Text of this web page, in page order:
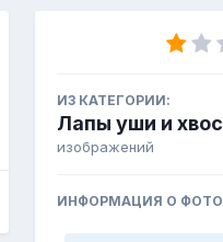
ИЗ КАТЕГОРИИ:
Лапы уши и
изображений
ИНФОРМАЦИЯ О ФОТО